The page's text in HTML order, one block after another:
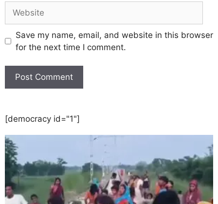
Save my name, email, and website in this browser
for the next time I comment.
[democracy id="1"]